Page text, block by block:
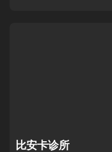
比安卡诊所